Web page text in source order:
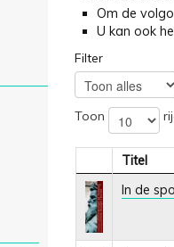
Om de
U kan ook
Filter
Toon
Titel
In de